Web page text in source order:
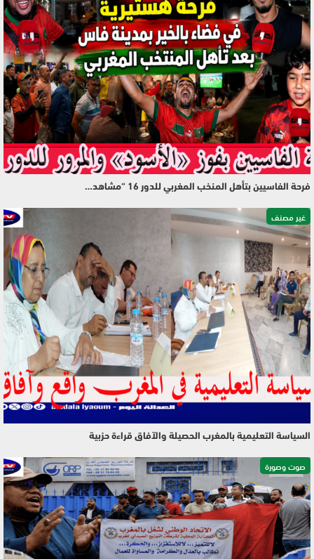
فرحة الفاسيين بتأهل المنخب المغربي للدور 16 “مشاهد…
غير مصنف
السياسة التعليمية بالمغرب الحصيلة والآفاق قراءة حزبية
صوت وصورة